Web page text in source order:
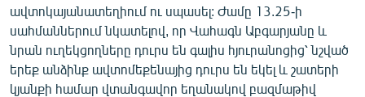
ավտոկայանատեղիում ու սպասել: Ժամը 13.25-ի
սահմաններում նկատելով, որ Վահագն Աբգարյանը և
նրան ուղեկցողները դուրս են գալիս հյուրանոցից՝ նշված
երեք անձինք ավտոմեքենայից դուրս են եկել և շատերի
կյանքի համար վտանգավոր եղանակով բազմաթիվ